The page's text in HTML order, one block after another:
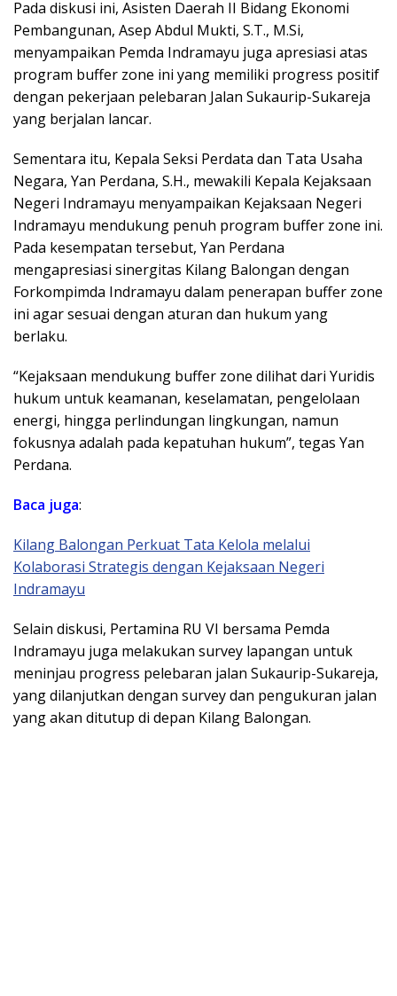
Pada diskusi ini, Asisten Daerah II Bidang Ekonomi
Pembangunan, Asep Abdul Mukti, S.T., M.Si,
menyampaikan Pemda Indramayu juga apresiasi atas
program buffer zone ini yang memiliki progress positif
dengan pekerjaan pelebaran Jalan Sukaurip-Sukareja
yang berjalan lancar.
Sementara itu, Kepala Seksi Perdata dan Tata Usaha
Negara, Yan Perdana, S.H., mewakili Kepala Kejaksaan
Negeri Indramayu menyampaikan Kejaksaan Negeri
Indramayu mendukung penuh program buffer zone ini.
Pada kesempatan tersebut, Yan Perdana
mengapresiasi sinergitas Kilang Balongan dengan
Forkompimda Indramayu dalam penerapan buffer zone
ini agar sesuai dengan aturan dan hukum yang
berlaku.
“Kejaksaan mendukung buffer zone dilihat dari Yuridis
hukum untuk keamanan, keselamatan, pengelolaan
energi, hingga perlindungan lingkungan, namun
fokusnya adalah pada kepatuhan hukum”, tegas Yan
Perdana.
Baca juga:
Kilang Balongan Perkuat Tata Kelola melalui
Kolaborasi Strategis dengan Kejaksaan Negeri
Indramayu
Selain diskusi, Pertamina RU VI bersama Pemda
Indramayu juga melakukan survey lapangan untuk
meninjau progress pelebaran jalan Sukaurip-Sukareja,
yang dilanjutkan dengan survey dan pengukuran jalan
yang akan ditutup di depan Kilang Balongan.